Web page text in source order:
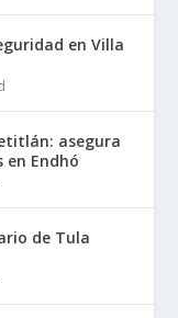
en Villa
asegura
Endhó
de Tula